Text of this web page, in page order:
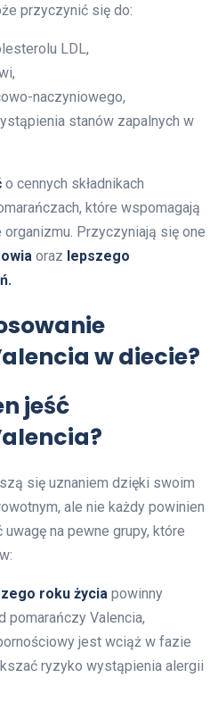
przyczynić się do:
LDL,
naczyniowego,
stanów zapalnych w
o cennych składnikach
które wspomagają
Przyczyniają się one
oraz lepszego
w diecie?
jeść
się uznaniem dzięki swoim
ale nie każdy powinien
na pewne grupy, które
roku życia powinny
pomarańczy Valencia,
jest wciąż w fazie
ryzyko wystąpienia alergii